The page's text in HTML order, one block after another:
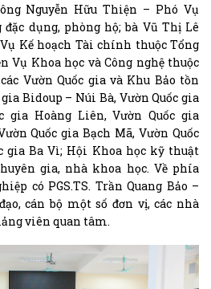
Nguyễn Hữu Thiện – Phó Vụ
dụng, phòng hộ; bà Vũ Thị Lê
Kế hoạch Tài chính thuộc Tổng
Vụ Khoa học và Công nghệ thuộc
Vườn Quốc gia và Khu Bảo tồn
Bidoup – Núi Bà, Vườn Quốc gia
gia Hoàng Liên, Vườn Quốc gia
Quốc gia Bạch Mã, Vườn Quốc
gia Ba Vì; Hội Khoa học kỹ thuật
gia, nhà khoa học. Về phía
có PGS.TS. Trần Quang Bảo –
cán bộ một số đơn vị, các nhà
viên quan tâm.